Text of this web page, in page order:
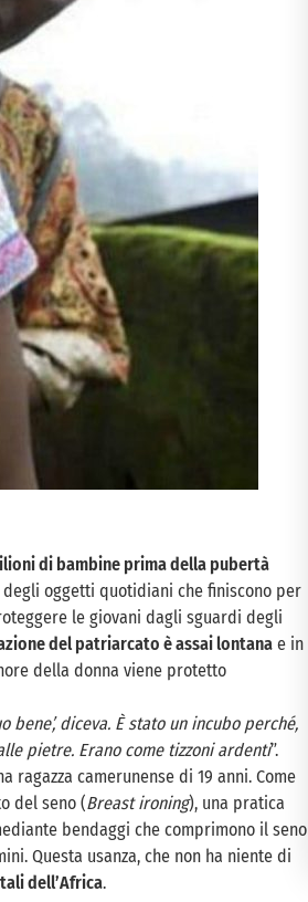
di bambine prima della pubertà
oggetti quotidiani che finiscono per
le giovani dagli sguardi degli
del patriarcato è assai lontana e in
della donna viene protetto
diceva. È stato un incubo perché,
pietre. Erano come tizzoni ardenti”.
ragazza camerunense di 19 anni. Come
del seno (Breast ironing), una pratica
bendaggi che comprimono il seno
Questa usanza, che non ha niente di
dell’Africa.